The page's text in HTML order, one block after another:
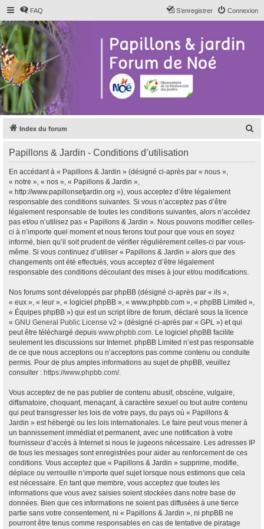
FAQ Connexion
S’enregistrer
Index du forum
Papillons & Jardin - Conditions d’utilisation
En accédant à « Papillons & Jardin » (désigné ci-après par « nous »,
« notre », « nos », « Papillons & Jardin »,
« http://www.papillonsetjardin.org »), vous acceptez d’être légalement
responsable des conditions suivantes. Si vous n’acceptez pas d’être
légalement responsable de toutes les conditions suivantes, alors n’accédez
pas et/ou n’utilisez pas « Papillons & Jardin ». Nous pouvons modifier celles-
ci à n’importe quel moment et nous ferons tout pour que vous en soyez
informé, bien qu’il soit prudent de vérifier régulièrement celles-ci par vous-
même. Si vous continuez d’utiliser « Papillons & Jardin » alors que des
changements ont été effectués, vous acceptez d’être légalement
responsable des conditions découlant des mises à jour et/ou modifications.
Nos forums sont développés par phpBB (désigné ci-après par « ils »,
« eux », « leur », « logiciel phpBB », « www.phpbb.com », « phpBB Limited »,
« Équipes phpBB ») qui est un script libre de forum, déclaré sous la licence
« GNU General Public License v2 » (désigné ci-après par « GPL ») et qui
peut être téléchargé depuis www.phpbb.com. Le logiciel phpBB facilite
seulement les discussions sur Internet. phpBB Limited n’est pas responsable
de ce que nous acceptons ou n’acceptons pas comme contenu ou conduite
permis. Pour de plus amples informations au sujet de phpBB, veuillez
consulter : https://www.phpbb.com/.
Vous acceptez de ne pas publier de contenu abusif, obscène, vulgaire,
diffamatoire, choquant, menaçant, à caractère sexuel ou tout autre contenu
qui peut transgresser les lois de votre pays, du pays où « Papillons &
Jardin » est hébergé ou les lois internationales. Le faire peut vous mener à
un bannissement immédiat et permanent, avec une notification à votre
fournisseur d’accès à Internet si nous le jugeons nécessaire. Les adresses IP
de tous les messages sont enregistrées pour aider au renforcement de ces
conditions. Vous acceptez que « Papillons & Jardin » supprime, modifie,
déplace ou verrouille n’importe quel sujet lorsque nous estimons que cela
est nécessaire. En tant que membre, vous acceptez que toutes les
informations que vous avez saisies soient stockées dans notre base de
données. Bien que ces informations ne soient pas diffusées à une tierce
partie sans votre consentement, ni « Papillons & Jardin », ni phpBB ne
pourront être tenus comme responsables en cas de tentative de piratage